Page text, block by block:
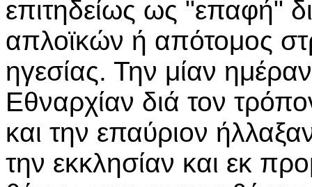
επιτηδείως ως "επαφή"
απλοϊκών ή απότομος
ηγεσίας. Την μίαν
Εθναρχίαν διά τον
και την επαύριον
την εκκλησίαν και εκ